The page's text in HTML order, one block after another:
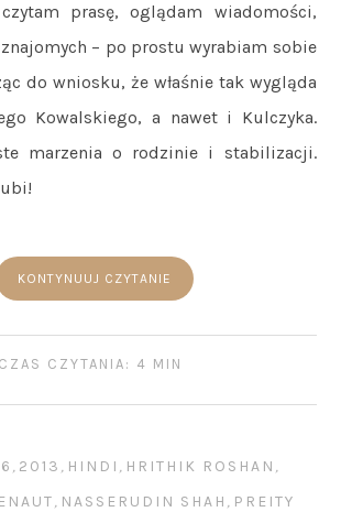
prasę, oglądam wiadomości,
– po prostu wyrabiam sobie
do wniosku, że właśnie tak wygląda
Kowalskiego, a nawet i Kulczyka.
marzenia o rodzinie i stabilizacji.
KONTYNUUJ CZYTANIE
CZAS CZYTANIA: 4 MIN
, 2013 , HINDI , HRITHIK ROSHAN ,
, NASSERUDIN SHAH , PREITY